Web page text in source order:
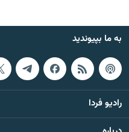
به ما بپیوندید
رادیو فردا